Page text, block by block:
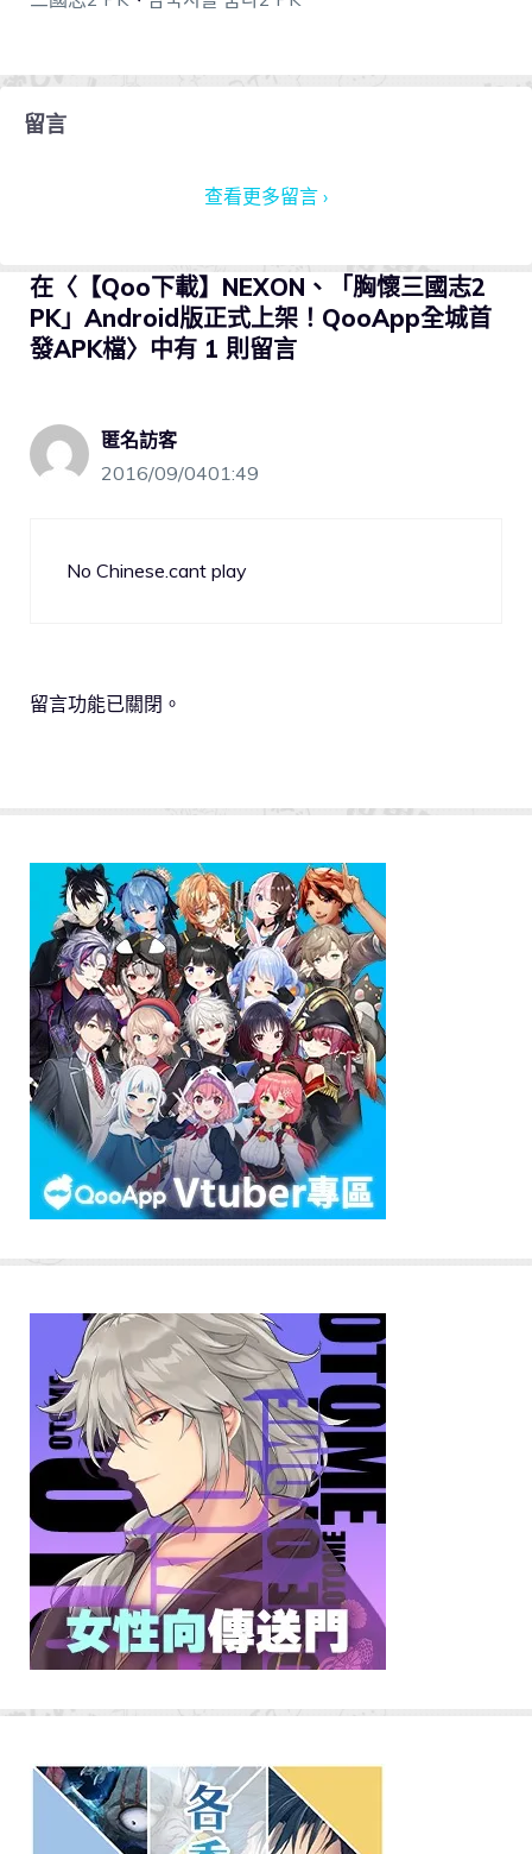
留言
查看更多留言 ›
在〈【Qoo下載】NEXON、「胸懷三國志2
PK」Android版正式上架！QooApp全城首
發APK檔〉中有 1 則留言
匿名訪客
2016/09/0401:49
No Chinese.cant play
留言功能已關閉。